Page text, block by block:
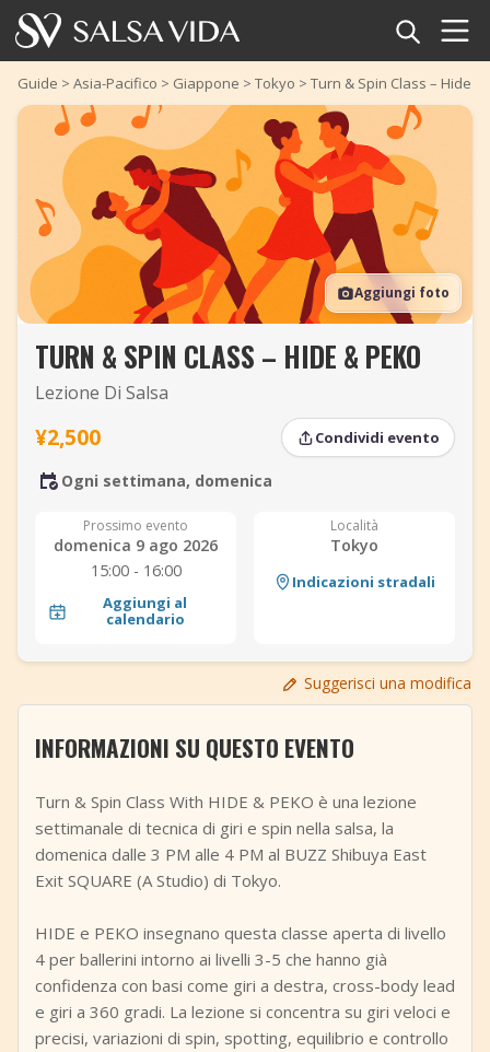
Home
Eventi
Notizie
Articoli
Video
Glossario della salsa
Negozio
Aggiungi evento
Guide > Asia-Pacifico > Giappone > Tokyo > Turn & Spin Class – Hide &
Aggiungi foto
TURN & SPIN CLASS – HIDE & PEKO
Lezione Di Salsa
¥2,500 Condividi evento
Ogni settimana, domenica
Prossimo evento
domenica 9 ago 2026
15:00 - 16:00
Aggiungi al
calendario
Località
Tokyo
Indicazioni stradali
Suggerisci una modifica
INFORMAZIONI SU QUESTO EVENTO
Turn & Spin Class With HIDE & PEKO è una lezione
settimanale di tecnica di giri e spin nella salsa, la
domenica dalle 3 PM alle 4 PM al BUZZ Shibuya East
Exit SQUARE (A Studio) di Tokyo.
HIDE e PEKO insegnano questa classe aperta di livello
4 per ballerini intorno ai livelli 3-5 che hanno già
confidenza con basi come giri a destra, cross-body lead
e giri a 360 gradi. La lezione si concentra su giri veloci e
precisi, variazioni di spin, spotting, equilibrio e controllo